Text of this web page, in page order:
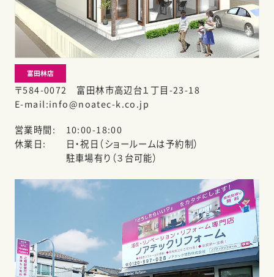
富田林店
〒584-0072 富田林市高辺台１丁目-23-18
E-mail info@noatec-k.co.jp
営業時間
10:00-18:00
休業日
日・祝日（ショールームは予約制）
駐車場有り（３台可能）